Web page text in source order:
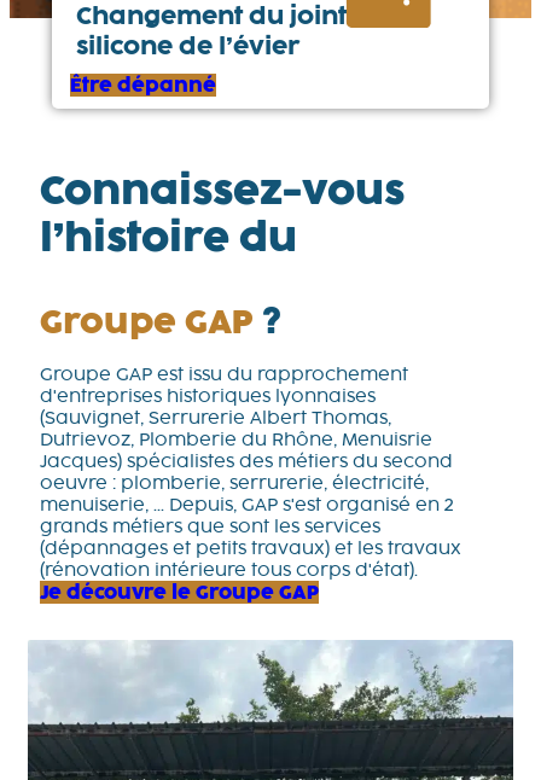
Changement du joint en
silicone de l’évier
Être dépanné
Connaissez-vous
l’histoire du
Groupe GAP ?
Groupe GAP est issu du rapprochement
d'entreprises historiques lyonnaises
(Sauvignet, Serrurerie Albert Thomas,
Dutrievoz, Plomberie du Rhône, Menuisrie
Jacques) spécialistes des métiers du second
oeuvre : plomberie, serrurerie, électricité,
menuiserie, ... Depuis, GAP s'est organisé en 2
grands métiers que sont les services
(dépannages et petits travaux) et les travaux
(rénovation intérieure tous corps d'état).
Je découvre le Groupe GAP